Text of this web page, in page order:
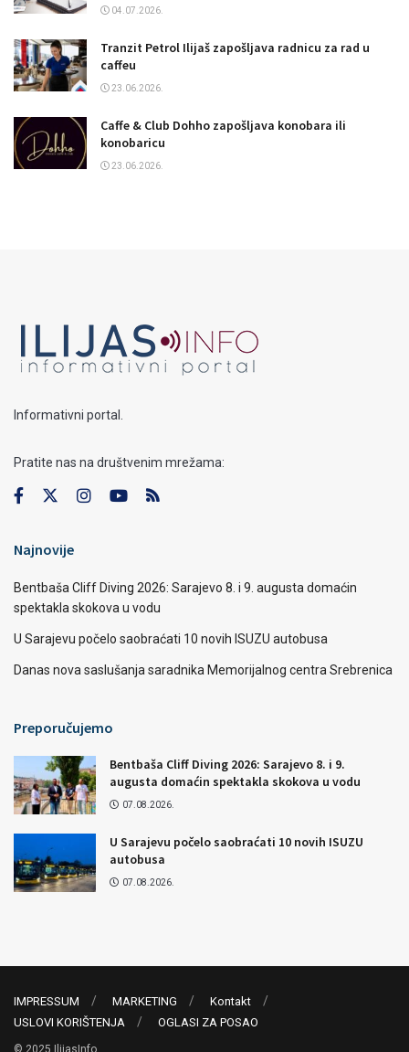
04.07.2026.
Tranzit Petrol Ilijaš zapošljava radnicu za rad u
caffeu
23.06.2026.
Caffe & Club Dohho zapošljava konobara ili
konobaricu
23.06.2026.
Informativni portal.
Pratite nas na društvenim mrežama:
Najnovije
Bentbaša Cliff Diving 2026: Sarajevo 8. i 9. augusta domaćin
spektakla skokova u vodu
U Sarajevu počelo saobraćati 10 novih ISUZU autobusa
Danas nova saslušanja saradnika Memorijalnog centra Srebrenica
Preporučujemo
Bentbaša Cliff Diving 2026: Sarajevo 8. i 9.
augusta domaćin spektakla skokova u vodu
07.08.2026.
U Sarajevu počelo saobraćati 10 novih ISUZU
autobusa
07.08.2026.
IMPRESSUM MARKETING
Kontakt
USLOVI KORIŠTENJA
OGLASI ZA POSAO
© 2025 IlijasInfo